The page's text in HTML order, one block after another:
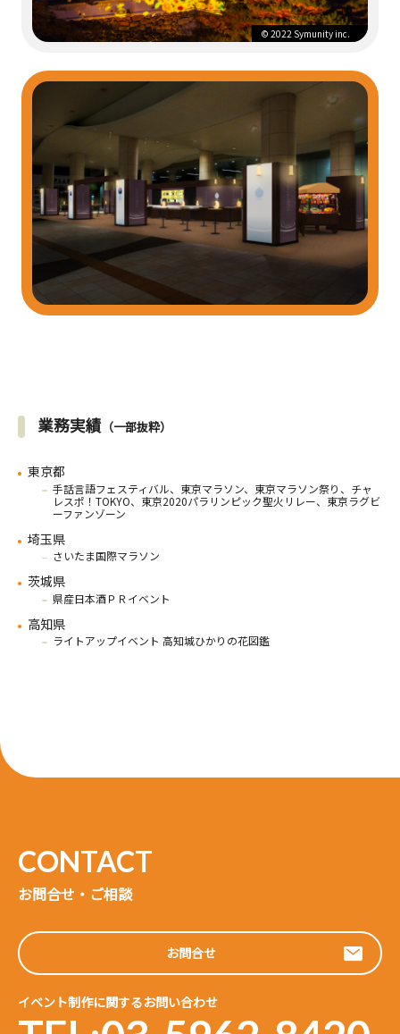
©︎ 2022 Symunity inc.
業務実績 （一部抜粋）
東京都
手話言語フェスティバル、東京マラソン、東京マラソン祭り、チャ
レスポ！TOKYO、東京2020パラリンピック聖火リレー、東京ラグビ
ーファンゾーン
埼玉県
さいたま国際マラソン
茨城県
県産日本酒ＰＲイベント
高知県
ライトアップイベント 高知城ひかりの花図鑑
お問合せ・ご相談
お問合せ
イベント制作に関するお問い合わせ